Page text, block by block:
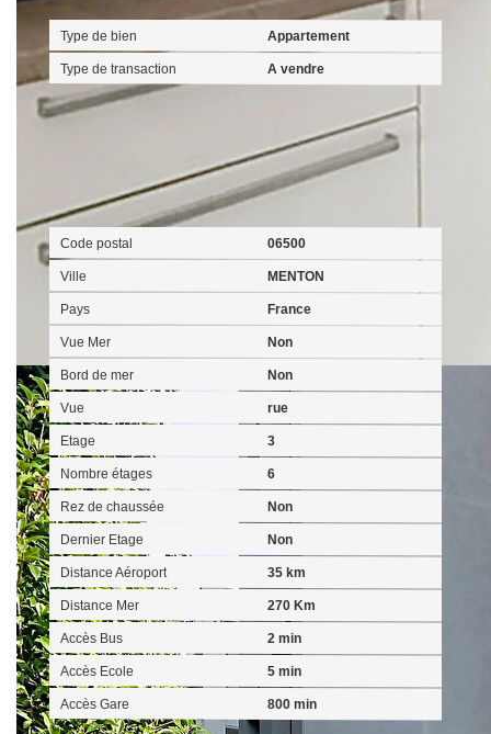
Type de bien Appartement
Type de transaction A vendre
Localisation
Code postal 06500
Ville MENTON
Pays France
Vue Mer Non
Bord de mer Non
Vue rue
Etage 3
Nombre étages 6
Rez de chaussée Non
Dernier Etage Non
Distance Aéroport 35 km
Distance Mer 270 Km
Accès Bus 2 min
Accès Ecole 5 min
Accès Gare 800 min